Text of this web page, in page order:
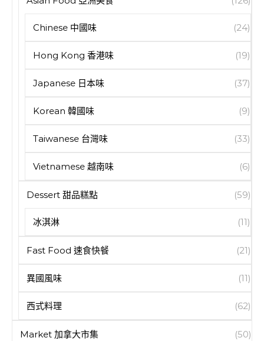
Chinese 中國味 (24)
Hong Kong 香港味 (19)
Japanese 日本味 (37)
Korean 韓國味 (9)
Taiwanese 台灣味 (33)
Vietnamese 越南味 (6)
Dessert 甜品糕點 (59)
冰淇淋 (11)
Fast Food 速食快餐 (21)
異國風味 (11)
西式料理 (62)
Market 加拿大市集 (50)